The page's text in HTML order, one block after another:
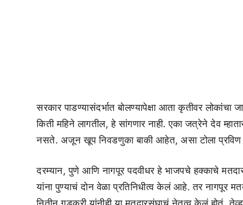
सरकार पाडण्यासंदर्भात बोलण्यापेक्षा आता कृतीवर
किती महिने लागतील, हे सांगणार नाही. एका जत्रेने देव
नसते. अजून खूप निवडणुका बाकी आहेत, असा टोला प्रविण
दरम्यान, पुणे आणि नागपूर पदवीधर हे भाजपचे हक्काचे
यांना पुण्याचं दोन वेळा प्रतिनिधीत्व केलं आहे. तर नागपूर